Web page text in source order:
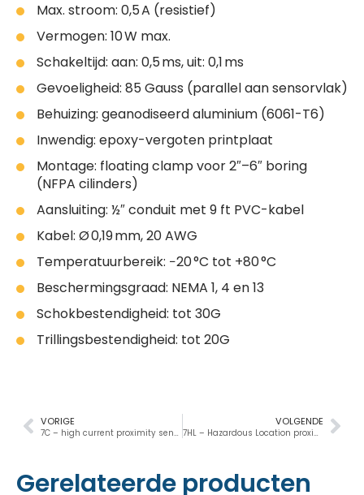
Max. stroom: 0,5 A (resistief)
Vermogen: 10 W max.
Schakeltijd: aan: 0,5 ms, uit: 0,1 ms
Gevoeligheid: 85 Gauss (parallel aan sensorvlak)
Behuizing: geanodiseerd aluminium (6061-T6)
Inwendig: epoxy-vergoten printplaat
Montage: floating clamp voor 2″–6″ boring
(NFPA cilinders)
Aansluiting: ½″ conduit met 9 ft PVC-kabel
Kabel: Ø 0,19 mm, 20 AWG
Temperatuurbereik: −20 °C tot +80 °C
Beschermingsgraad: NEMA 1, 4 en 13
Schokbestendigheid: tot 30G
Trillingsbestendigheid: tot 20G
VOLGENDE
VORIGE
Gerelateerde producten